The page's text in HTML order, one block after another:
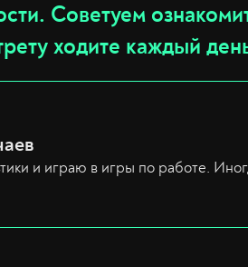
Советуем
ходите каждый
и играю в игры по работе.